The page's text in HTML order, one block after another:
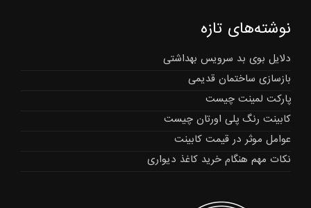
نوشته‌های تازه
دلایل بوی بد سرویس بهداشتی
بازسازی ساختمان قدیمی
پارکت لمینت چیست
کابینت رنگ پلی اورتان چیست
عوامل موثر در قیمت کابینت
نکات مهم هنگام خرید کاغذ دیواری